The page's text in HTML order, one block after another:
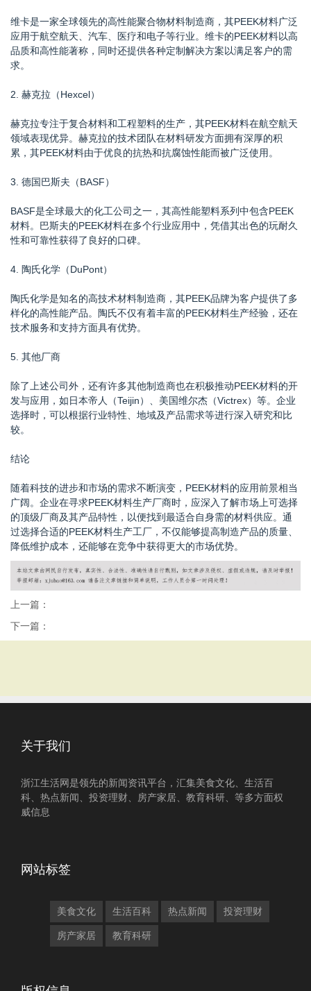
维卡是一家全球领先的高性能聚合物材料制造商，其PEEK材料广泛
应用于航空航天、汽车、医疗和电子等行业。维卡的PEEK材料以高
品质和高性能著称，同时还提供各种定制解决方案以满足客户的需
求。
2. 赫克拉（Hexcel）
赫克拉专注于复合材料和工程塑料的生产，其PEEK材料在航空航天
领域表现优异。赫克拉的技术团队在材料研发方面拥有深厚的积
累，其PEEK材料由于优良的抗热和抗腐蚀性能而被广泛使用。
3. 德国巴斯夫（BASF）
BASF是全球最大的化工公司之一，其高性能塑料系列中包含PEEK
材料。巴斯夫的PEEK材料在多个行业应用中，凭借其出色的玩耐久
性和可靠性获得了良好的口碑。
4. 陶氏化学（DuPont）
陶氏化学是知名的高技术材料制造商，其PEEK品牌为客户提供了多
样化的高性能产品。陶氏不仅有着丰富的PEEK材料生产经验，还在
技术服务和支持方面具有优势。
5. 其他厂商
除了上述公司外，还有许多其他制造商也在积极推动PEEK材料的开
发与应用，如日本帝人（Teijin）、美国维尔杰（Victrex）等。企业
选择时，可以根据行业特性、地域及产品需求等进行深入研究和比
较。
结论
随着科技的进步和市场的需求不断演变，PEEK材料的应用前景相当
广阔。企业在寻求PEEK材料生产厂商时，应深入了解市场上可选择
的顶级厂商及其产品特性，以便找到最适合自身需的材料供应。通
过选择合适的PEEK材料生产工厂，不仅能够提高制造产品的质量、
降低维护成本，还能够在竞争中获得更大的市场优势。
上一篇：
下一篇：
关于我们
浙江生活网是领先的新闻资讯平台，汇集美食文化、生活百
科、热点新闻、投资理财、房产家居、教育科研、等多方面权
威信息
网站标签
美食文化 生活百科 热点新闻 投资理财
房产家居 教育科研